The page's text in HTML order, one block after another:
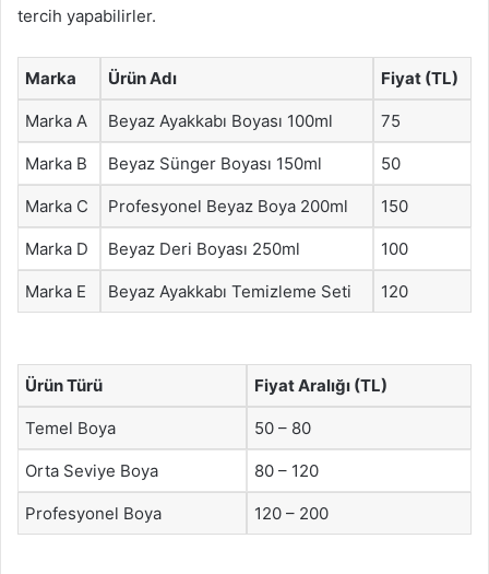
tercih yapabilirler.
Marka Ürün Adı Fiyat (TL)
Marka A Beyaz Ayakkabı Boyası 100ml 75
Marka B Beyaz Sünger Boyası 150ml 50
Marka C Profesyonel Beyaz Boya 200ml 150
Marka D Beyaz Deri Boyası 250ml 100
Marka E Beyaz Ayakkabı Temizleme Seti 120
Ürün Türü Fiyat Aralığı (TL)
Temel Boya 50 – 80
Orta Seviye Boya 80 – 120
Profesyonel Boya 120 – 200